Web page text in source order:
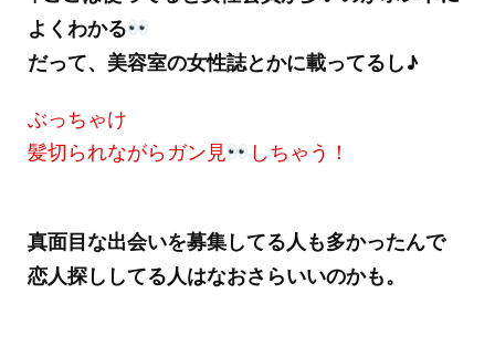
よくわかる
だって、美容室の女性誌とかに載ってるし♪
ぶっちゃけ
髪切られながらガン見
しちゃう！
真面目な出会いを募集してる人も多かったんで
恋人探ししてる人はなおさらいいのかも。